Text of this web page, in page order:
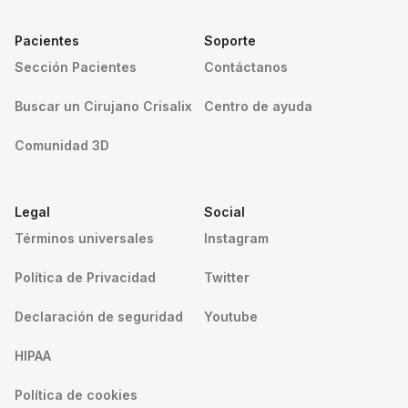
Pacientes
Sección Pacientes
Buscar un Cirujano Crisalix
Comunidad 3D
Soporte
Contáctanos
Centro de ayuda
Legal
Términos universales
Política de Privacidad
Declaración de seguridad
HIPAA
Política de cookies
Social
Instagram
Twitter
Youtube